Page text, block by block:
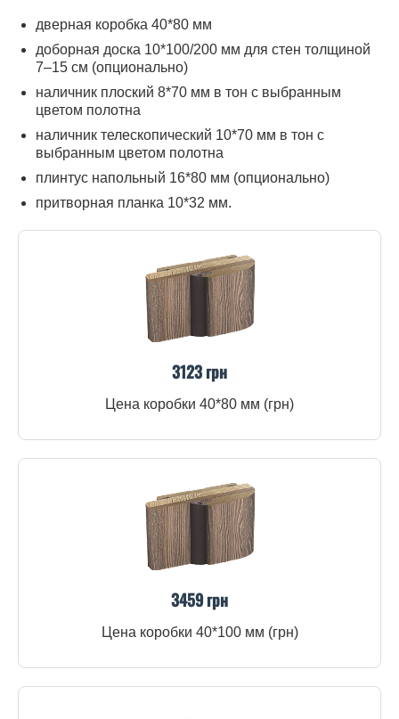
дверная коробка 40*80 мм
доборная доска 10*100/200 мм для стен толщиной
7–15 см (опционально)
наличник плоский 8*70 мм в тон с выбранным
цветом полотна
наличник телескопический 10*70 мм в тон с
выбранным цветом полотна
плинтус напольный 16*80 мм (опционально)
притворная планка 10*32 мм.
3123 грн
Цена коробки 40*80 мм (грн)
3459 грн
Цена коробки 40*100 мм (грн)